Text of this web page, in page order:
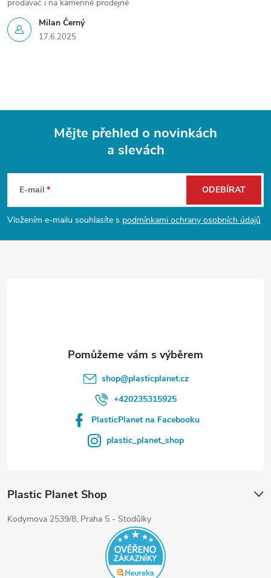
Milan Černý
17.6.2025
prodavač i na kamenné prodejně
p
a
Mějte přehled o novinkách
a slevách
E-mail
Vložením e-mailu souhlasíte s podmínkami ochrany osobních údajů
ODEBÍRAT
shop@plasticplanet.cz
+420235315925
PlasticPlanet na Facebooku
plastic_planet_shop
Plastic Planet Shop
Kodymova 2539/8, Praha 5 - Stodůlky